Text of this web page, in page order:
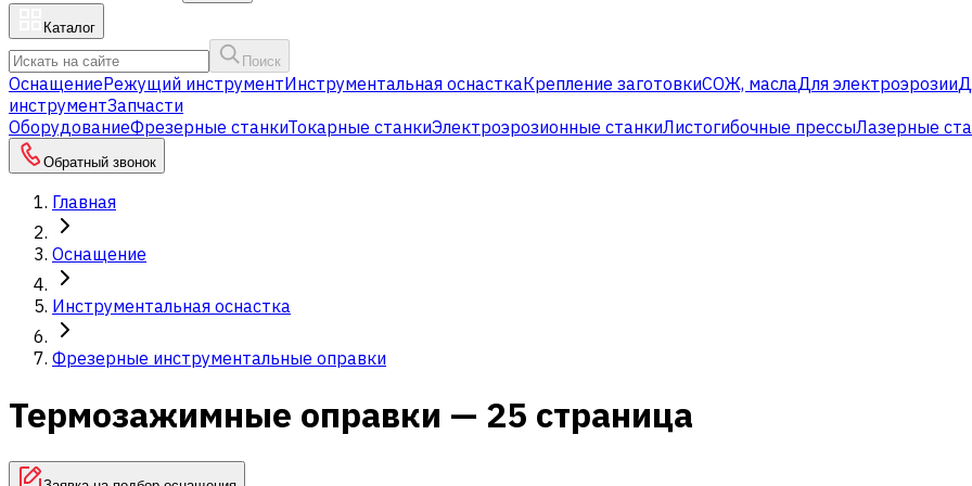
Каталог
Поиск
ОснащениеРежущий инструментИнструментальная оснасткаКрепление заготовкиСОЖ, маслаДля электроэрозии
инструментЗапчасти
ОборудованиеФрезерные станкиТокарные станкиЭлектроэрозионные станкиЛистогибочные прессыЛазерные
Обратный звонок
Главная
Оснащение
Инструментальная оснастка
Фрезерные инструментальные оправки
Термозажимные оправки — 25 страница